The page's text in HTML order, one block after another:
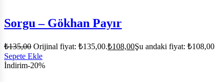
Sorgu – Gökhan Payır
₺135,00 Orijinal fiyat: ₺135,00.₺108,00Şu andaki fiyat:
Sepete Ekle
İndirim-20%